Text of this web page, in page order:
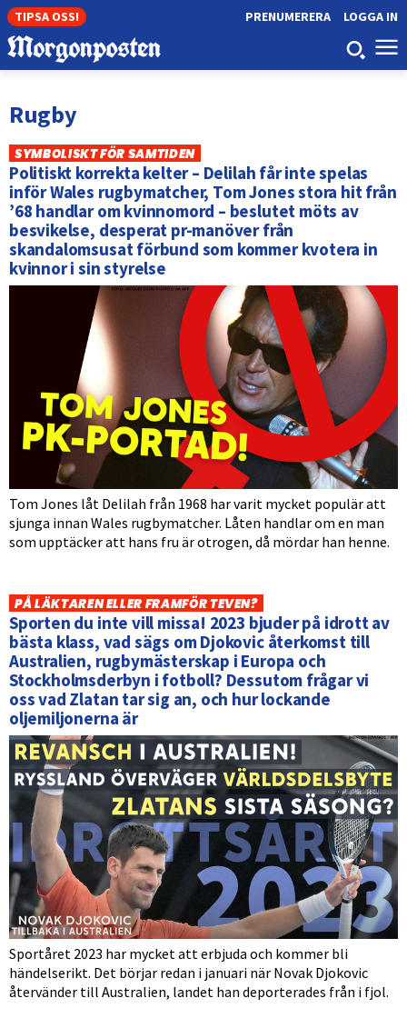
TIPSA OSS! LOGGA IN
PRENUMERERA
Rugby
SYMBOLISKT FÖR SAMTIDEN
Politiskt korrekta kelter – Delilah får inte spelas
inför Wales rugbymatcher, Tom Jones stora hit från
’68 handlar om kvinnomord – beslutet möts av
besvikelse, desperat pr-manöver från
skandalomsusat förbund som kommer kvotera in
kvinnor i sin styrelse
Tom Jones låt Delilah från 1968 har varit mycket populär att
sjunga innan Wales rugbymatcher. Låten handlar om en man
som upptäcker att hans fru är otrogen, då mördar han henne.
PÅ LÄKTAREN ELLER FRAMFÖR TEVEN?
Sporten du inte vill missa! 2023 bjuder på idrott av
bästa klass, vad sägs om Djokovic återkomst till
Australien, rugbymästerskap i Europa och
Stockholmsderbyn i fotboll? Dessutom frågar vi
oss vad Zlatan tar sig an, och hur lockande
oljemiljonerna är
Sportåret 2023 har mycket att erbjuda och kommer bli
händelserikt. Det börjar redan i januari när Novak Djokovic
återvänder till Australien, landet han deporterades från i fjol.